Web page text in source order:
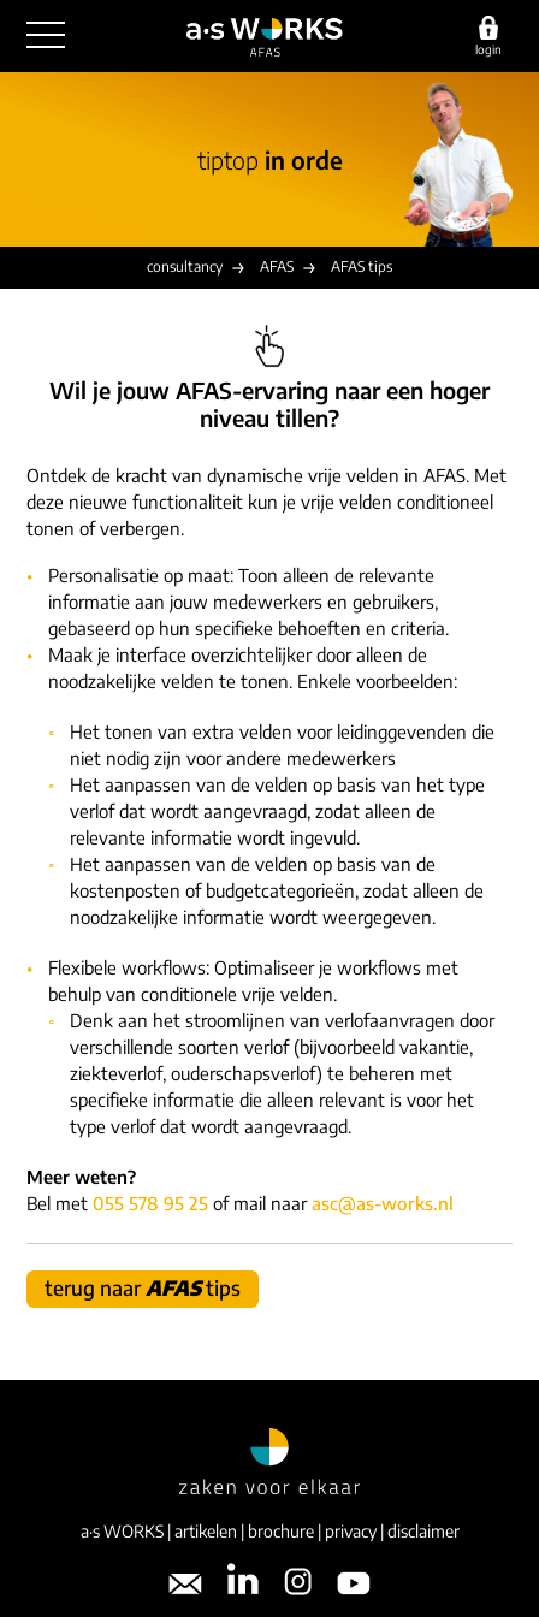
login
financiële administratie
juridische zaken
detachering
implementatie
overige diensten
vacatures
communicatie
outsourcing
consultancy
werken bij
onze experts
contact
vestigingen
e-mail/telefoon
social media
tiptop in orde
consultancy AFAS AFAS tips
Wil je jouw AFAS-ervaring naar een hoger
niveau tillen?
Ontdek de kracht van dynamische vrije velden in AFAS. Met
deze nieuwe functionaliteit kun je vrije velden conditioneel
tonen of verbergen.
Personalisatie op maat: Toon alleen de relevante
informatie aan jouw medewerkers en gebruikers,
gebaseerd op hun specifieke behoeften en criteria.
Maak je interface overzichtelijker door alleen de
noodzakelijke velden te tonen. Enkele voorbeelden:
Het tonen van extra velden voor leidinggevenden die
niet nodig zijn voor andere medewerkers
Het aanpassen van de velden op basis van het type
verlof dat wordt aangevraagd, zodat alleen de
relevante informatie wordt ingevuld.
Het aanpassen van de velden op basis van de
kostenposten of budgetcategorieën, zodat alleen de
noodzakelijke informatie wordt weergegeven.
Flexibele workflows: Optimaliseer je workflows met
behulp van conditionele vrije velden.
Denk aan het stroomlijnen van verlofaanvragen door
verschillende soorten verlof (bijvoorbeeld vakantie,
ziekteverlof, ouderschapsverlof) te beheren met
specifieke informatie die alleen relevant is voor het
type verlof dat wordt aangevraagd.
Meer weten?
Bel met 055 578 95 25 of mail naarasc@as-works.nl
terug naarAFAStips
a·s WORKS|artikelen | brochure| privacy|disclaimer